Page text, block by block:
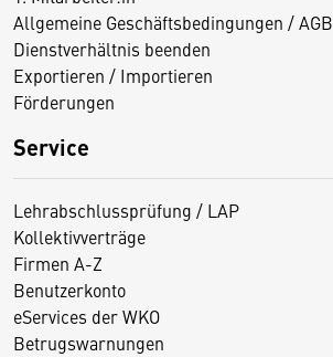
Allgemeine Geschäftsbedingungen / AGB
Dienstverhältnis beenden
Exportieren / Importieren
Förderungen
Service
Lehrabschlussprüfung / LAP
Kollektivverträge
Firmen A-Z
Benutzerkonto
eServices der WKO
Betrugswarnungen